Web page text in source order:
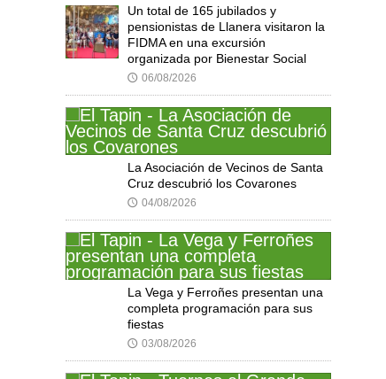
Un total de 165 jubilados y
pensionistas de Llanera visitaron la
FIDMA en una excursión
organizada por Bienestar Social
🕔 06/08/2026
La Asociación de Vecinos de Santa
Cruz descubrió los Covarones
🕔 04/08/2026
La Vega y Ferroñes presentan una
completa programación para sus
fiestas
🕔 03/08/2026